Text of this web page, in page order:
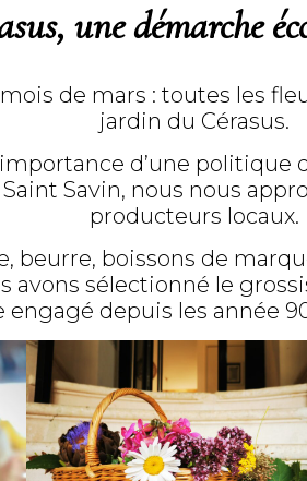
une démarche
de mars : toutes les
jardin du Cérasus.
d’une politique
Savin, nous nous
producteurs locaux.
beurre, boissons de
avons sélectionné le
depuis les année